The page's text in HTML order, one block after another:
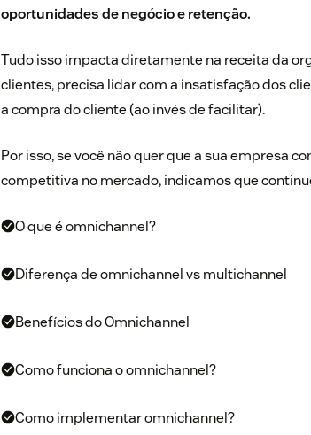
oportunidades de negócio e retenção.
Tudo isso impacta diretamente na receita da
clientes, precisa lidar com a insatisfação dos
a compra do cliente (ao invés de facilitar).
Por isso, se você não quer que a sua empresa
competitiva no mercado, indicamos que
O que é omnichannel?
Diferença de omnichannel vs multichannel
Benefícios do Omnichannel
Como funciona o omnichannel?
Como implementar omnichannel?